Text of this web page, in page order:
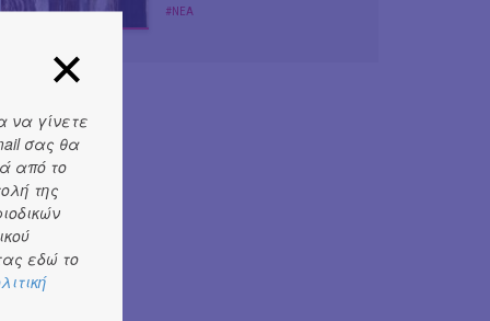
#ΝΕΑ
να γίνετε
σας θα
από το
της
εδώ το